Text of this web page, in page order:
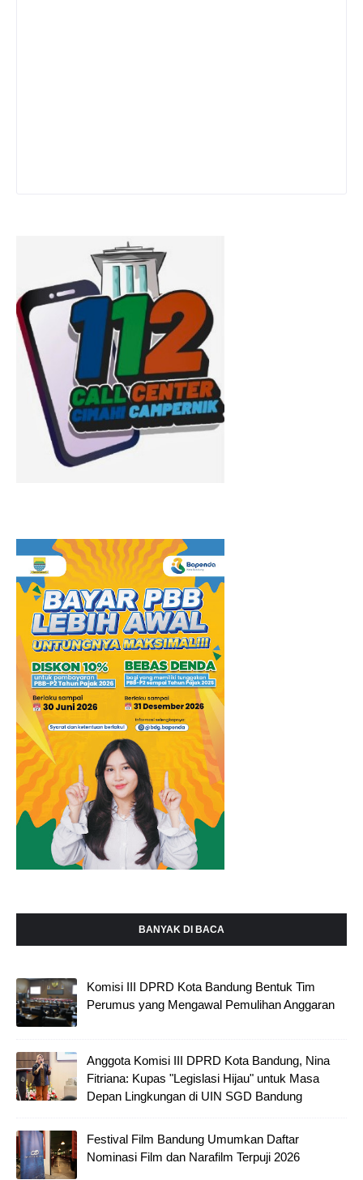
BANYAK DI BACA
Komisi III DPRD Kota Bandung Bentuk Tim
Perumus yang Mengawal Pemulihan Anggaran
Anggota Komisi III DPRD Kota Bandung, Nina
Fitriana: Kupas "Legislasi Hijau" untuk Masa
Depan Lingkungan di UIN SGD Bandung
Festival Film Bandung Umumkan Daftar
Nominasi Film dan Narafilm Terpuji 2026